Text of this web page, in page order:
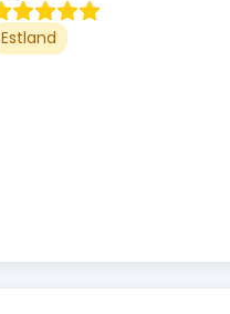
Estland